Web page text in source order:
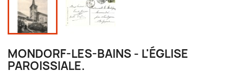
MONDORF-LES-BAINS - L'ÉGLISE
PAROISSIALE.